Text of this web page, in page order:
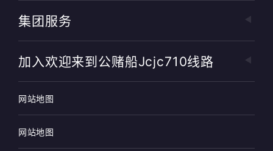
集团服务
加入欢迎来到公赌船jcjc710线路
网站地图
网站地图